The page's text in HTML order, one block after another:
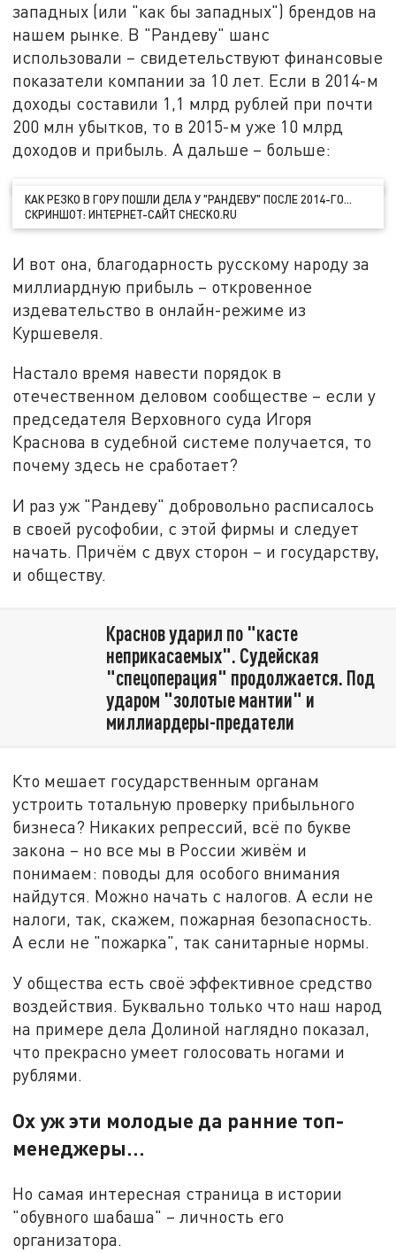
западных (или "как бы западных") брендов на
нашем рынке. В "Рандеву" шанс
использовали – свидетельствуют финансовые
показатели компании за 10 лет. Если в 2014-м
доходы составили 1,1 млрд рублей при почти
200 млн убытков, то в 2015-м уже 10 млрд
доходов и прибыль. А дальше – больше:
КАК РЕЗКО В ГОРУ ПОШЛИ ДЕЛА У "РАНДЕВУ" ПОСЛЕ 2014-ГО…
СКРИНШОТ: ИНТЕРНЕТ-САЙТ CHECKO.RU
И вот она, благодарность русскому народу за
миллиардную прибыль – откровенное
издевательство в онлайн-режиме из
Куршевеля.
Настало время навести порядок в
отечественном деловом сообществе – если у
председателя Верховного суда Игоря
Краснова в судебной системе получается, то
почему здесь не сработает?
И раз уж "Рандеву" добровольно расписалось
в своей русофобии, с этой фирмы и следует
начать. Причём с двух сторон – и государству,
и обществу.
Краснов ударил по "касте
неприкасаемых". Судейская
"спецоперация" продолжается. Под
ударом "золотые мантии" и
миллиардеры-предатели
Кто мешает государственным органам
устроить тотальную проверку прибыльного
бизнеса? Никаких репрессий, всё по букве
закона – но все мы в России живём и
понимаем: поводы для особого внимания
найдутся. Можно начать с налогов. А если не
налоги, так, скажем, пожарная безопасность.
А если не "пожарка", так санитарные нормы.
У общества есть своё эффективное средство
воздействия. Буквально только что наш народ
на примере дела Долиной наглядно показал,
что прекрасно умеет голосовать ногами и
рублями.
Ох уж эти молодые да ранние топ-
менеджеры…
Но самая интересная страница в истории
"обувного шабаша" – личность его
организатора.